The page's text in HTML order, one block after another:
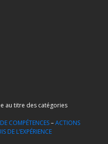
au titre des catégories
COMPÉTENCES–ACTIONS
DE L’EXPÉRIENCE